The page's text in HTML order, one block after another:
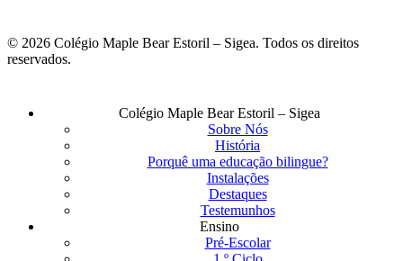
© 2026 Colégio Maple Bear Estoril – Sigea. Todos os direitos
reservados.
Fechar
Colégio Maple Bear Estoril – Sigea
Sobre Nós
História
Porquê uma educação bilingue?
Instalações
Destaques
Testemunhos
Ensino
Pré-Escolar